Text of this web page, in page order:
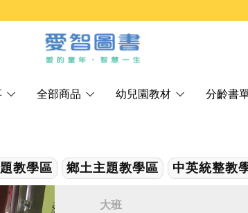
全部商品 幼兒園教材 分齡書
教學區 鄉土主題教學區 中英統整教
大班